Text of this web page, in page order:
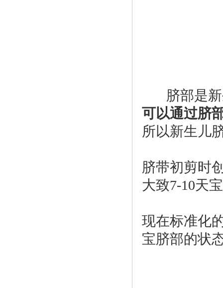
脐部是
可以通过脐
所以新生儿
脐带初剪时
大致7-10天
现在标准化
宝脐部的状